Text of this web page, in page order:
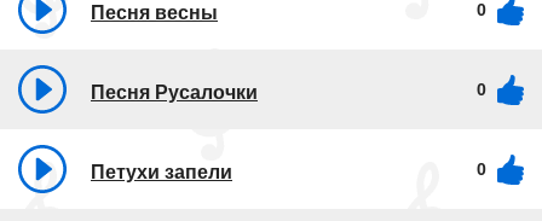
Песня весны 0
Песня Русалочки 0
Петухи запели 0